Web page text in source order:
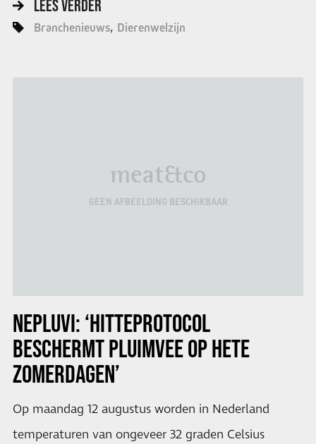
LEES VERDER
Branchenieuws Dierenwelzijn
meat&co
GEEN AFBEELDING BESCHIKBAAR
NEPLUVI: ‘HITTEPROTOCOL
BESCHERMT PLUIMVEE OP HETE
ZOMERDAGEN’
Op maandag 12 augustus worden in Nederland
temperaturen van ongeveer 32 graden Celsius